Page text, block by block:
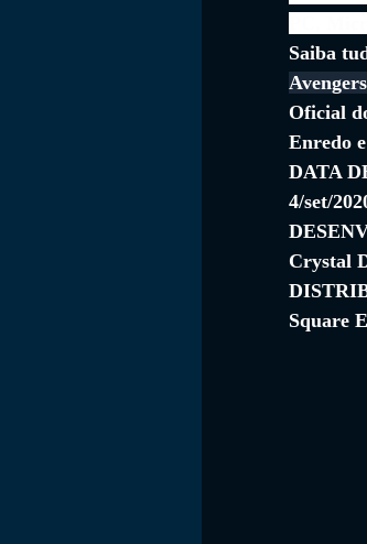
FILMES
Saiba
Avengers
Oficial
Enredo
DATA
4/set/
Crystal
Square